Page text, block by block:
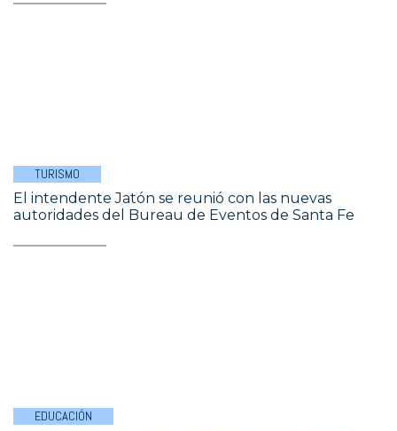
TURISMO
El intendente Jatón se reunió con las nuevas
autoridades del Bureau de Eventos de Santa Fe
EDUCACIÓN